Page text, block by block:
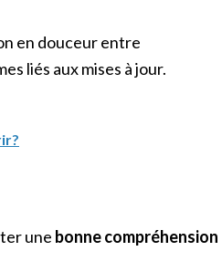
en douceur entre
liés aux mises à jour.
une bonne compréhension